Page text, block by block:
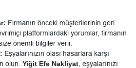
Firmanın önceki müşterilerinin geri
platformlardaki yorumlar, firmanın
önemli bilgiler verir.
Eşyalarınızın olası hasarlara karşı
olun. Yiğit Efe Nakliyat , eşyalarınızı